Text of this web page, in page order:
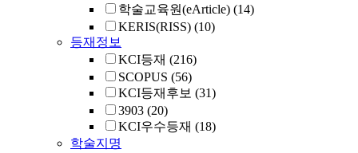
학술교육원(eArticle) (14)
KERIS(RISS) (10)
등재정보
KCI등재 (216)
SCOPUS (56)
KCI등재후보 (31)
3903 (20)
KCI우수등재 (18)
학술지명